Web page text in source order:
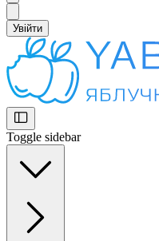
Увійти
Toggle sidebar